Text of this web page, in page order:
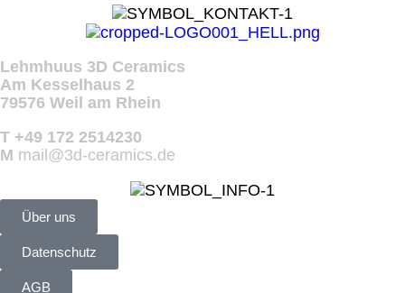
Lehmhuus 3D Ceramics
Am Kesselhaus 2
79576 Weil am Rhein
T +49 172 2514230
M mail@3d-ceramics.de
Über uns
Datenschutz
AGB